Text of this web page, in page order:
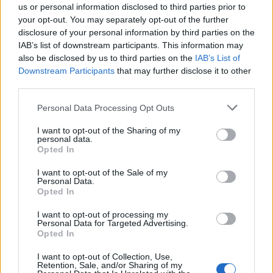
us or personal information disclosed to third parties prior to
your opt-out. You may separately opt-out of the further
disclosure of your personal information by third parties on the
IAB’s list of downstream participants. This information may
also be disclosed by us to third parties on the IAB’s List of
Downstream Participants that may further disclose it to other
Personal Data Processing Opt Outs
I want to opt-out of the Sharing of my
personal data.
Opted In
I want to opt-out of the Sale of my
Personal Data.
Opted In
I want to opt-out of processing my
Personal Data for Targeted Advertising.
Opted In
I want to opt-out of Collection, Use,
Retention, Sale, and/or Sharing of my
λόγο ανησυχίας. Οι δημόσιοι φορτιστές
αυξήθηκαν κατά 30% το 2024, ξεπερνώντας τις
820.000 μονάδες, αλλά πρέπει να αυξηθούν ακόμη
γρηγορότερα για να επιτευχθεί ο στόχος της
Επιτροπής για 3,5 εκατομμύρια έως το 2030. Αυτό
συνεπάγεται την εγκατάσταση 8.600 φορτιστών
«Προκειμένου οι καταναλωτές να αποκτήσουν
ενεργό ρόλο στην ευελιξία, ολόκληρο το
οικοσύστημα της ηλεκτροκίνησης πρέπει να τους
ως κάτι περισσότερο από ένα απλό μέσο
μεταφοράς από το σημείο Α στο Β. Οι εύκολες στη
χρήση προτάσεις έξυπνης φόρτισης με σαφή